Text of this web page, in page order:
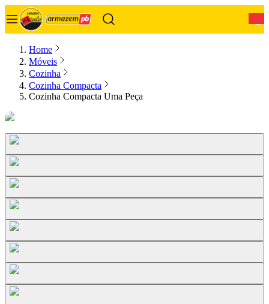
Home
Móveis
Cozinha
Cozinha Compacta
Cozinha Compacta Uma Peça